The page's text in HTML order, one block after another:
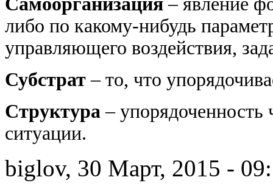
либо по какому-нибудь
управляющего воздействия,
Субстрат – то, что
Структура– упорядоченность
ситуации.
biglov, 30 Март, 2015 -